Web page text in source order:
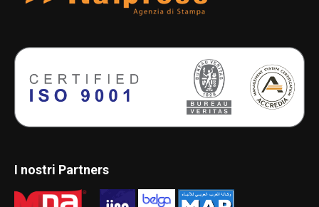
I nostri Partners